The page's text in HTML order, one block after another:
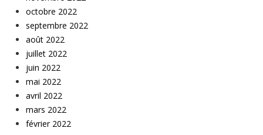
octobre 2022
septembre 2022
août 2022
juillet 2022
juin 2022
mai 2022
avril 2022
mars 2022
février 2022